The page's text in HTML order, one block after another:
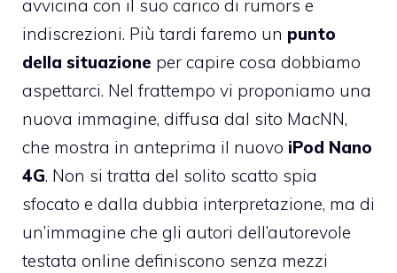
avvicina con il suo carico di rumors e
indiscrezioni. Più tardi faremo un punto
della situazione per capire cosa dobbiamo
aspettarci. Nel frattempo vi proponiamo una
nuova immagine, diffusa dal sito MacNN,
che mostra in anteprima il nuovo iPod Nano
4G. Non si tratta del solito scatto spia
sfocato e dalla dubbia interpretazione, ma di
un’immagine che gli autori dell’autorevole
testata online definiscono senza mezzi